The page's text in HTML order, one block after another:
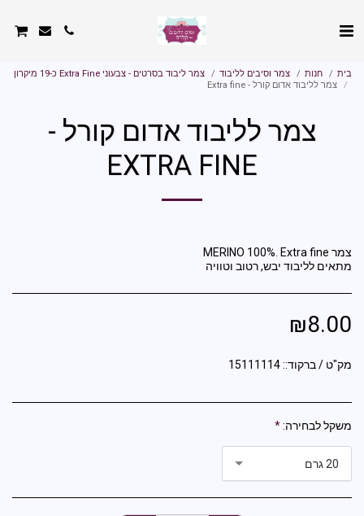
בית חנות צמר וסיבים לליבוד
צמר ליבוד בסרטים - צבעוני Extra Fine כ-19 מיקרון
צמר לליבוד אדום קורל - Extra fine
צמר לליבוד אדום קורל -
EXTRA FINE
מתאים לליבוד יבש, רטוב וטוויה
₪8.00
מק"ט / ברקוד::15111114
משקל לבחירה:*
20 גרם